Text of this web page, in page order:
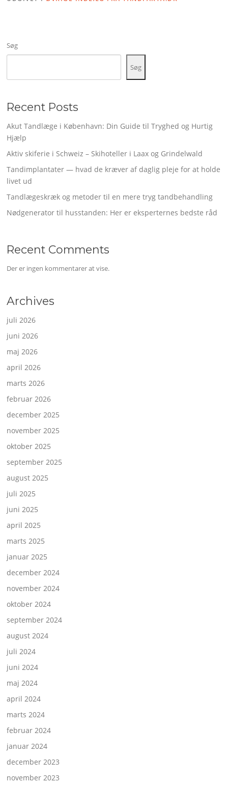
Søg
Søg
Recent Posts
Akut Tandlæge i København: Din Guide til Tryghed og Hurtig
Hjælp
Aktiv skiferie i Schweiz – Skihoteller i Laax og Grindelwald
Tandimplantater — hvad de kræver af daglig pleje for at holde
livet ud
Tandlægeskræk og metoder til en mere tryg tandbehandling
Nødgenerator til husstanden: Her er eksperternes bedste råd
Recent Comments
Der er ingen kommentarer at vise.
Archives
juli 2026
juni 2026
maj 2026
april 2026
marts 2026
februar 2026
december 2025
november 2025
oktober 2025
september 2025
august 2025
juli 2025
juni 2025
april 2025
marts 2025
januar 2025
december 2024
november 2024
oktober 2024
september 2024
august 2024
juli 2024
juni 2024
maj 2024
april 2024
marts 2024
februar 2024
januar 2024
december 2023
november 2023